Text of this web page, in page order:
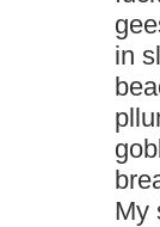
in
My